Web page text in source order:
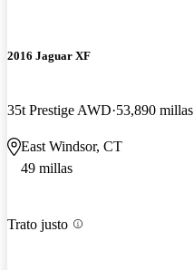
2016 Jaguar XF
35t Prestige AWD 53,890 millas
East Windsor, CT
49 millas
Trato justo